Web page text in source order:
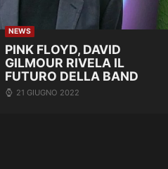
NEWS
PINK FLOYD, DAVID
GILMOUR RIVELA IL
FUTURO DELLA BAND
21 GIUGNO 2022